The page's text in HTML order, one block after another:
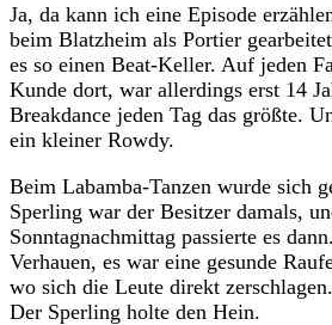
Ja, da kann ich eine Episode
beim Blatzheim als Portier
es so einen Beat-Keller. Auf jeden
Kunde dort, war allerdings erst 14
Breakdance jeden Tag das größte.
ein kleiner Rowdy.
Beim Labamba-Tanzen wurde sich
Sperling war der Besitzer damals,
Sonntagnachmittag passierte es
Verhauen, es war eine gesunde
wo sich die Leute direkt
Der Sperling holte den Hein.